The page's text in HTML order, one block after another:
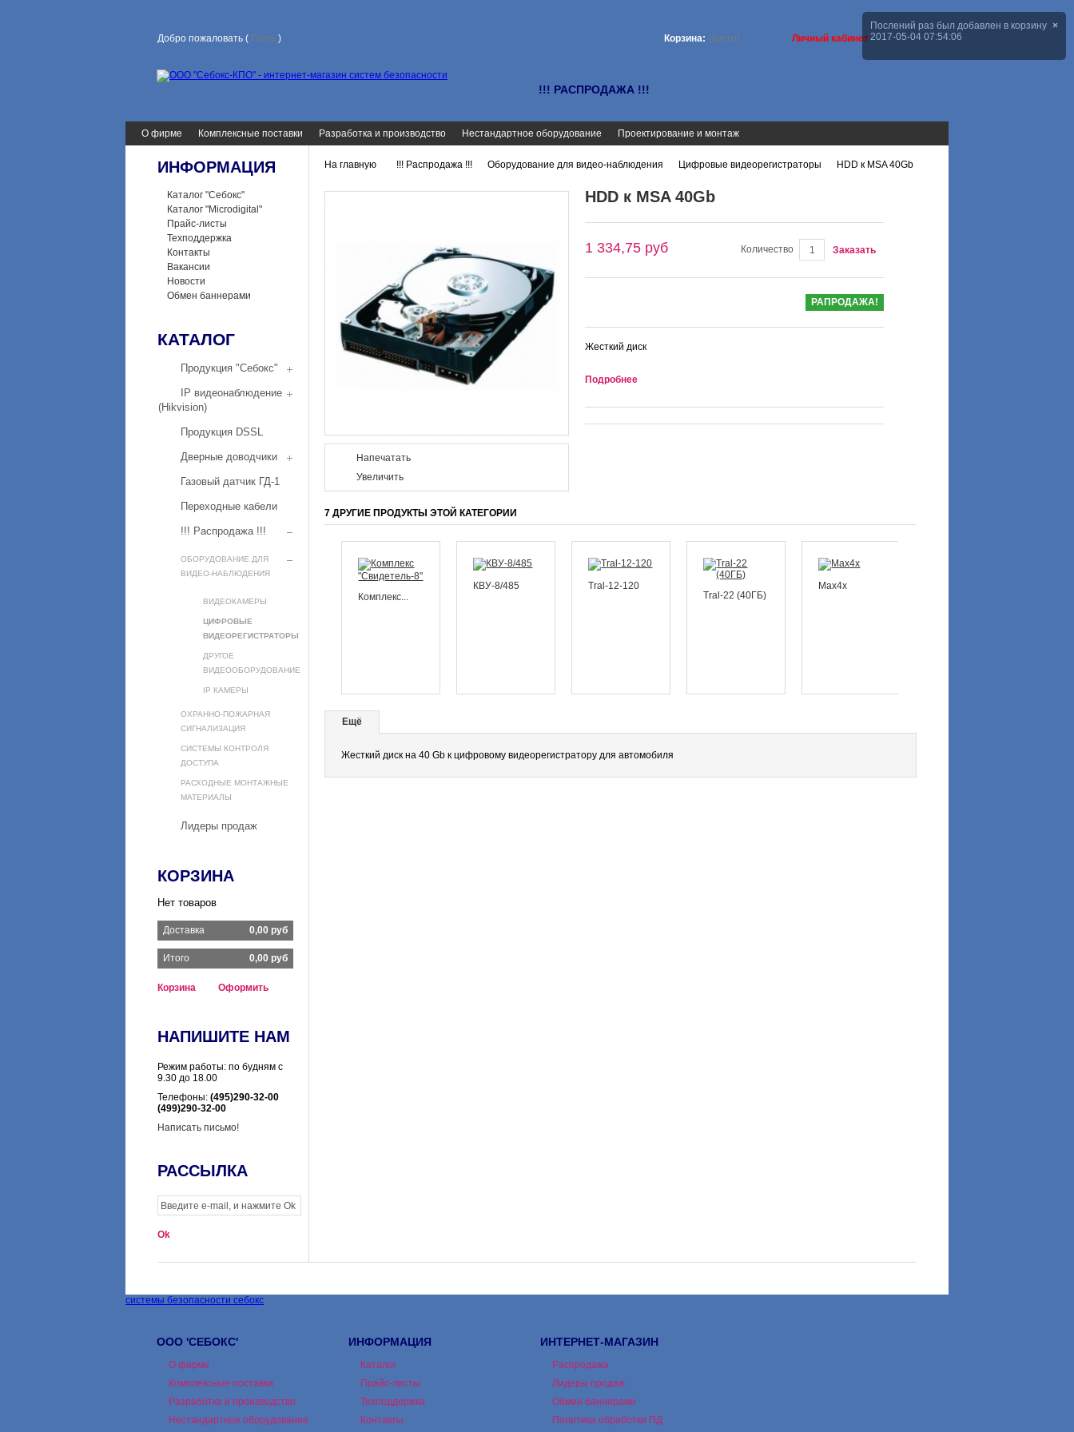
!!! РАСПРОДАЖА !!!
Корзина: (пусто) Личный кабинет
Добро пожаловать ( Гость )
О фирме Комплексные поставки Разработка и производство Нестандартное оборудование Проектирование и монтаж
ИНФОРМАЦИЯ
Каталог "Себокс"
Каталог "Microdigital"
Прайс-листы
Техподдержка
Контакты
Вакансии
Новости
Обмен баннерами
КАТАЛОГ
Продукция "Себокс"
IP видеонаблюдение
(Hikvision)
Продукция DSSL
Дверные доводчики
Газовый датчик ГД-1
Переходные кабели
!!! Распродажа !!!
ОБОРУДОВАНИЕ ДЛЯ
ВИДЕО-НАБЛЮДЕНИЯ
ВИДЕОКАМЕРЫ
ЦИФРОВЫЕ
ВИДЕОРЕГИСТРАТОРЫ
ДРУГОЕ
ВИДЕООБОРУДОВАНИЕ
IP КАМЕРЫ
ОХРАННО-ПОЖАРНАЯ
СИГНАЛИЗАЦИЯ
СИСТЕМЫ КОНТРОЛЯ
ДОСТУПА
РАСХОДНЫЕ МОНТАЖНЫЕ
МАТЕРИАЛЫ
Лидеры продаж
КОРЗИНА
Нет товаров
0,00 руб
Доставка
0,00 руб
Итого
Корзина Оформить
НАПИШИТЕ НАМ
Режим работы: по будням с
9.30 до 18.00
Телефоны: (495)290-32-00
(499)290-32-00
Написать письмо!
РАССЫЛКА
На главную !!! Распродажа !!! Оборудование для видео-наблюдения Цифровые видеорегистраторы HDD к MSA 40Gb
Напечатать
Увеличить
HDD к MSA 40Gb
1 334,75 руб Заказать
Количество
РАПРОДАЖА!
Жесткий диск
Подробнее
7 ДРУГИЕ ПРОДУКТЫ ЭТОЙ КАТЕГОРИИ
Комплекс...
КВУ-8/485
Tral-12-120
Tral-22 (40ГБ)
Max4x
Ещё
Жесткий диск на 40 Gb к цифровому видеорегистратору для автомобиля
системы безопасности себокс
ООО 'СЕБОКС'
О фирме
Комплексные поставки
Разработка и производство
Нестандартное оборудование
ИНФОРМАЦИЯ
Каталог
Прайс-листы
Техподдержка
Контакты
ИНТЕРНЕТ-МАГАЗИН
Распродажа
Лидеры продаж
Обмен баннерами
Политика обработки ПД